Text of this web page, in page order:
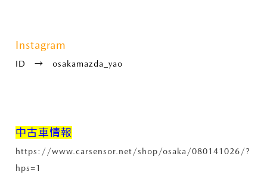
Instagram
ID → osakamazda_yao
中古車情報
https://www.carsensor.net/shop/osaka/080141026/?
hps=1